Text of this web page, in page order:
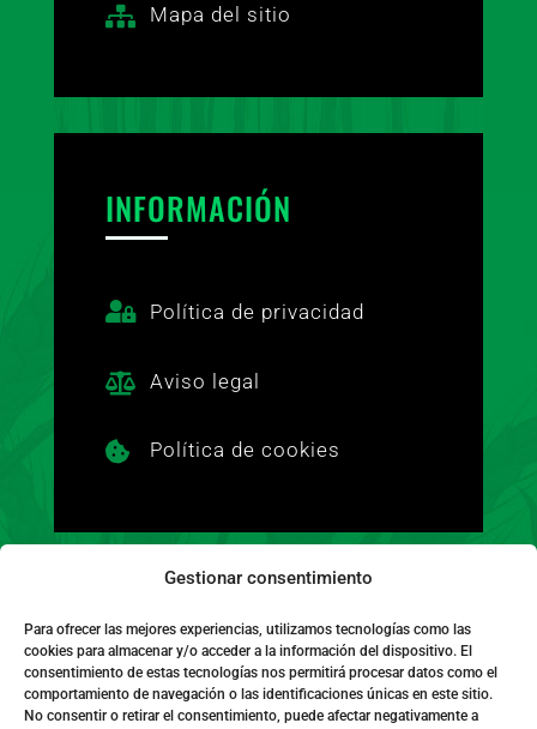
Gestionar consentimiento
Para ofrecer las mejores experiencias, utilizamos tecnologías como las
cookies para almacenar y/o acceder a la información del dispositivo. El
consentimiento de estas tecnologías nos permitirá procesar datos como el
comportamiento de navegación o las identificaciones únicas en este sitio.
No consentir o retirar el consentimiento, puede afectar negativamente a
 Mapa del sitio
INFORMACIÓN
 Política de privacidad
 Aviso legal
 Política de cookies
FINANCIADO POR LA UNIÓN EUROPEA CON EL
PROGRAMA KIT DIGITAL POR LOS FONDOS
NEXT GENERATION (EU) DEL MECANISMO DE